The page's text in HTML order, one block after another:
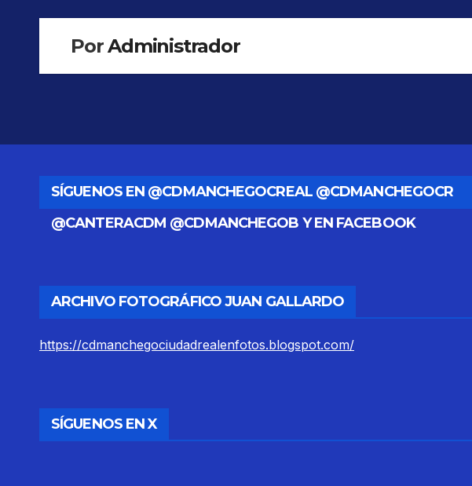
entradas
PorAdministrador
SÍGUENOS EN @CDMANCHEGOCREAL @CDMANCHEGOCR
@CANTERACDM @CDMANCHEGOB Y EN FACEBOOK
ARCHIVO FOTOGRÁFICO JUAN GALLARDO
https://cdmanchegociudadrealenfotos.blogspot.com/
SÍGUENOS EN X